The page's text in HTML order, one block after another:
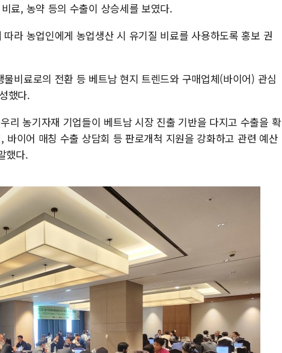
료, 농약 등의 수출이 상승세를 보였다.
라 농업인에게 농업생산 시 유기질 비료를 사용하도록 홍보 권
비료로의 전환 등 베트남 현지 트렌드와 구매업체(바이어) 관심
했다.
리 농기자재 기업들이 베트남 시장 진출 기반을 다지고 수출을 확
이어 매칭 수출 상담회 등 판로개척 지원을 강화하고 관련 예산
했다.